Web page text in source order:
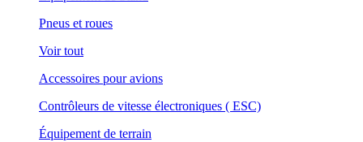
Pneus et roues
Voir tout
Accessoires pour avions
Contrôleurs de vitesse électroniques ( ESC)
Équipement de terrain